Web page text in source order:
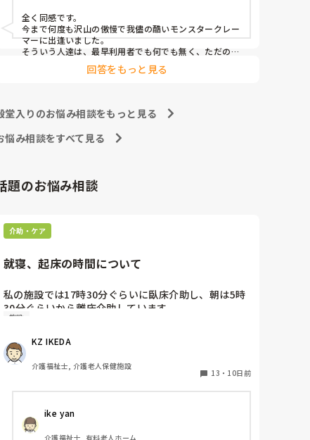
心身をやられたりしたら、介護職員をやりたくなくな
ると思うんですよね。
修, 実務者研修, ユニット型特養
全く同感です。
今まで何度も沢山の傲慢で我儘の酷いモンスタークレー
マーに出逢いました。
そういう人達は、最早利用者でも何でも無く、ただのキ
無理難題を言って来るこの人達には、毅然とした態度や
上司が味方、力になってくれないと現場の職員の不平不
満は高まり、精神がやられた結果辞めて行きます。
他の自治体や他職種にも拡大して、介護職に取っても働
回答をもっと見る
堂入りのお悩み相談をもっと見る
悩み相談をすべて見る
題のお悩み相談
介助・ケア
就寝、起床の時間について
私の施設では17時30分ぐらいに臥床介助し、朝は5時
30分ぐらいから離床介助しています。
順番は当然、身体状態や体調面を考慮して決めていま
がするのですが、みなさんの施設は何時ごろから臥
床、離床されてますか？
施設
KZ IKEDA
介護福祉士, 介護老人保健施設
13 ・ 10日前
ike yan
介護福祉士, 有料老人ホーム